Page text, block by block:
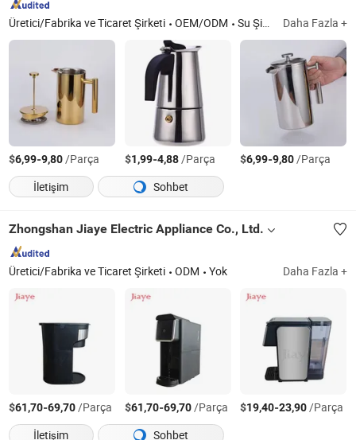
Üretici/Fabrika ve Ticaret Şirketi OEM/ODM Su Şişeleri, Paslanmaz Çelik Bardak, Öğle Yemeği Kutusu, Gıda Kabı, Protein Karıştırıcı Şişe, Kahve Potu, Soğutucu Kutusu Daha Fazla +
$6,99-9,80/Parça $1,99-4,88/Parça $6,99-9,80/Parça
İletişim
Sohbet
Zhongshan Jiaye Electric Appliance Co., Ltd.
Üretici/Fabrika ve Ticaret Şirketi ODM Yok Daha Fazla +
$61,70-69,70/Parça $61,70-69,70/Parça $19,40-23,90/Parça
İletişim
Sohbet